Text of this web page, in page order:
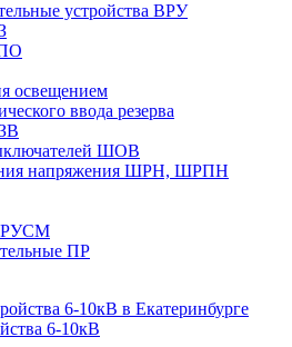
устройства ВРУ
освещением
ввода резерва
ШОВ
напряжения ШРН, ШРПН
РУСМ
ПР
6-10кВ